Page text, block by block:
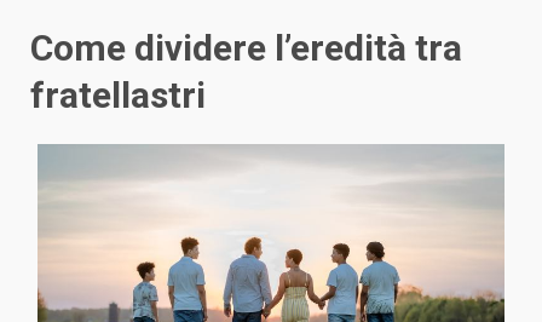
Come dividere l’eredità tra
fratellastri